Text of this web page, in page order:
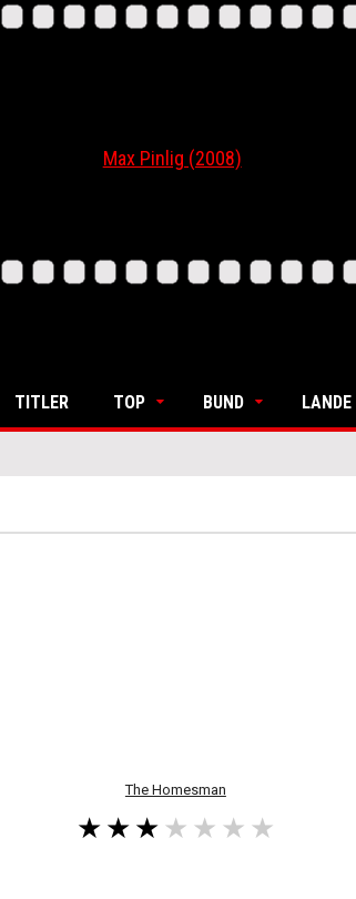
Max Pinlig (2008)
TITLER TOP BUND LANDE
The Homesman